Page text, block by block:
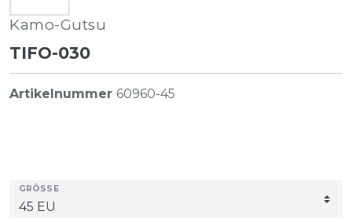
Kamo-Gutsu
TIFO-030
Artikelnummer 60960-45
GRÖSSE